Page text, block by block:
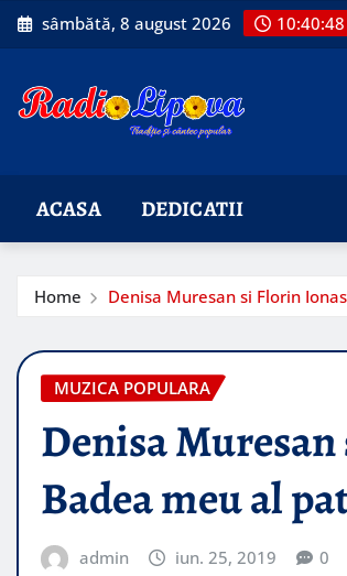
Skip
to
sâmbătă, 8 august 2026
ACASA DEDICATII
Home Denisa Muresan si Florin
MUZICA POPULARA
Denisa
Badea meu al
admin iun. 25, 2019 0